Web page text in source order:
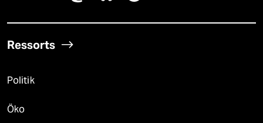
Ressorts
Politik
Öko